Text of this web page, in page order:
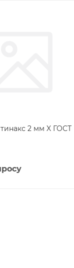
2 мм X ГОСТ